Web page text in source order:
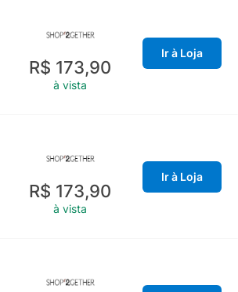
R$ 173,90
à vista
Ir à Loja
R$ 173,90
à vista
Ir à Loja